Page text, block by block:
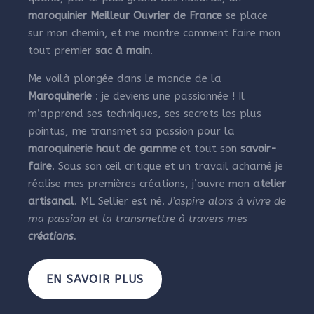
maroquinier Meilleur Ouvrier de France se place
sur mon chemin, et me montre comment faire mon
tout premier sac à main.
Me voilà plongée dans le monde de la
Maroquinerie : je deviens une passionnée ! Il
m’apprend ses techniques, ses secrets les plus
pointus, me transmet sa passion pour la
maroquinerie haut de gamme et tout son savoir-
faire. Sous son œil critique et un travail acharné je
réalise mes premières créations, j’ouvre mon atelier
artisanal. ML Sellier est né. J’aspire alors à vivre de
ma passion et la transmettre à travers mes
créations.
EN SAVOIR PLUS